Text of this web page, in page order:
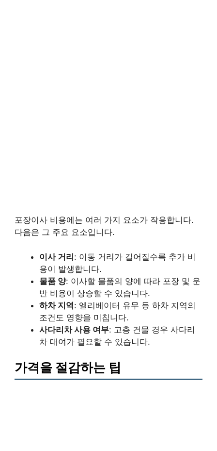
포장이사 비용에는 여러 가지 요소가 작용합니다.
다음은 그 주요 요소입니다.
이사 거리: 이동 거리가 길어질수록 추가 비
용이 발생합니다.
물품 양: 이사할 물품의 양에 따라 포장 및 운
반 비용이 상승할 수 있습니다.
하차 지역: 엘리베이터 유무 등 하차 지역의
조건도 영향을 미칩니다.
사다리차 사용 여부: 고층 건물 경우 사다리
차 대여가 필요할 수 있습니다.
가격을 절감하는 팁